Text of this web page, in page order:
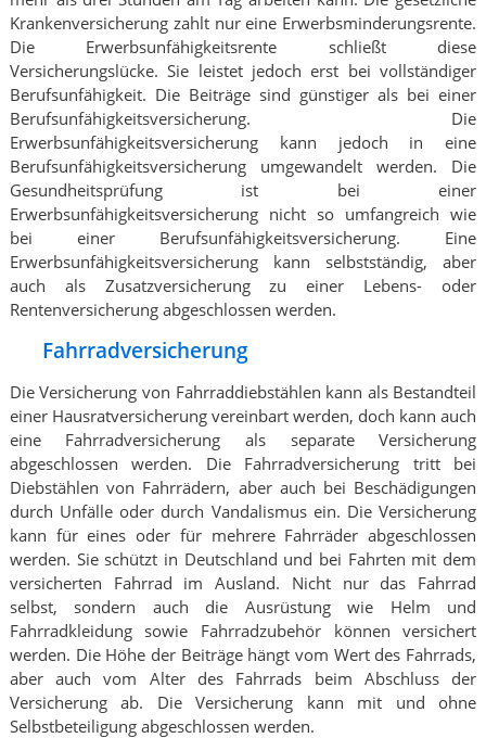
Krankenversicherung zahlt nur eine Erwerbsminderungsrente.
Die Erwerbsunfähigkeitsrente schließt diese
Versicherungslücke. Sie leistet jedoch erst bei vollständiger
Berufsunfähigkeit. Die Beiträge sind günstiger als bei einer
Berufsunfähigkeitsversicherung. Die
Erwerbsunfähigkeitsversicherung kann jedoch in eine
Berufsunfähigkeitsversicherung umgewandelt werden. Die
Gesundheitsprüfung ist bei einer
Erwerbsunfähigkeitsversicherung nicht so umfangreich wie
bei einer Berufsunfähigkeitsversicherung. Eine
Erwerbsunfähigkeitsversicherung kann selbstständig, aber
auch als Zusatzversicherung zu einer Lebens- oder
Rentenversicherung abgeschlossen werden.
Fahrradversicherung
Die Versicherung von Fahrraddiebstählen kann als Bestandteil
einer Hausratversicherung vereinbart werden, doch kann auch
eine Fahrradversicherung als separate Versicherung
abgeschlossen werden. Die Fahrradversicherung tritt bei
Diebstählen von Fahrrädern, aber auch bei Beschädigungen
durch Unfälle oder durch Vandalismus ein. Die Versicherung
kann für eines oder für mehrere Fahrräder abgeschlossen
werden. Sie schützt in Deutschland und bei Fahrten mit dem
versicherten Fahrrad im Ausland. Nicht nur das Fahrrad
selbst, sondern auch die Ausrüstung wie Helm und
Fahrradkleidung sowie Fahrradzubehör können versichert
werden. Die Höhe der Beiträge hängt vom Wert des Fahrrads,
aber auch vom Alter des Fahrrads beim Abschluss der
Versicherung ab. Die Versicherung kann mit und ohne
Selbstbeteiligung abgeschlossen werden.